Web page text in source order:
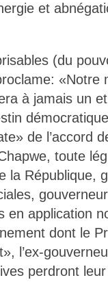
et
(du
«Notre
à jamais un
de l’accord
toute
la République,
en application
dont le
l’ex-
perdront